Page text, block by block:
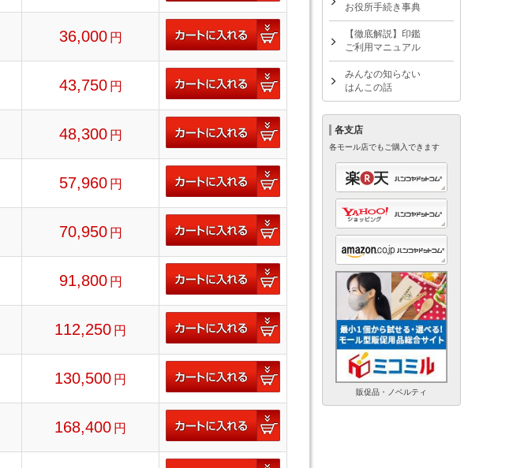
36,000 円
43,750 円
48,300 円
57,960 円
70,950 円
91,800 円
112,250 円
130,500 円
168,400 円
お役所手続き事典
【徹底解説】印鑑
ご利用マニュアル
みんなの知らない
はんこの話
各支店
各モール店でもご購入できます
販促品・ノベルティ